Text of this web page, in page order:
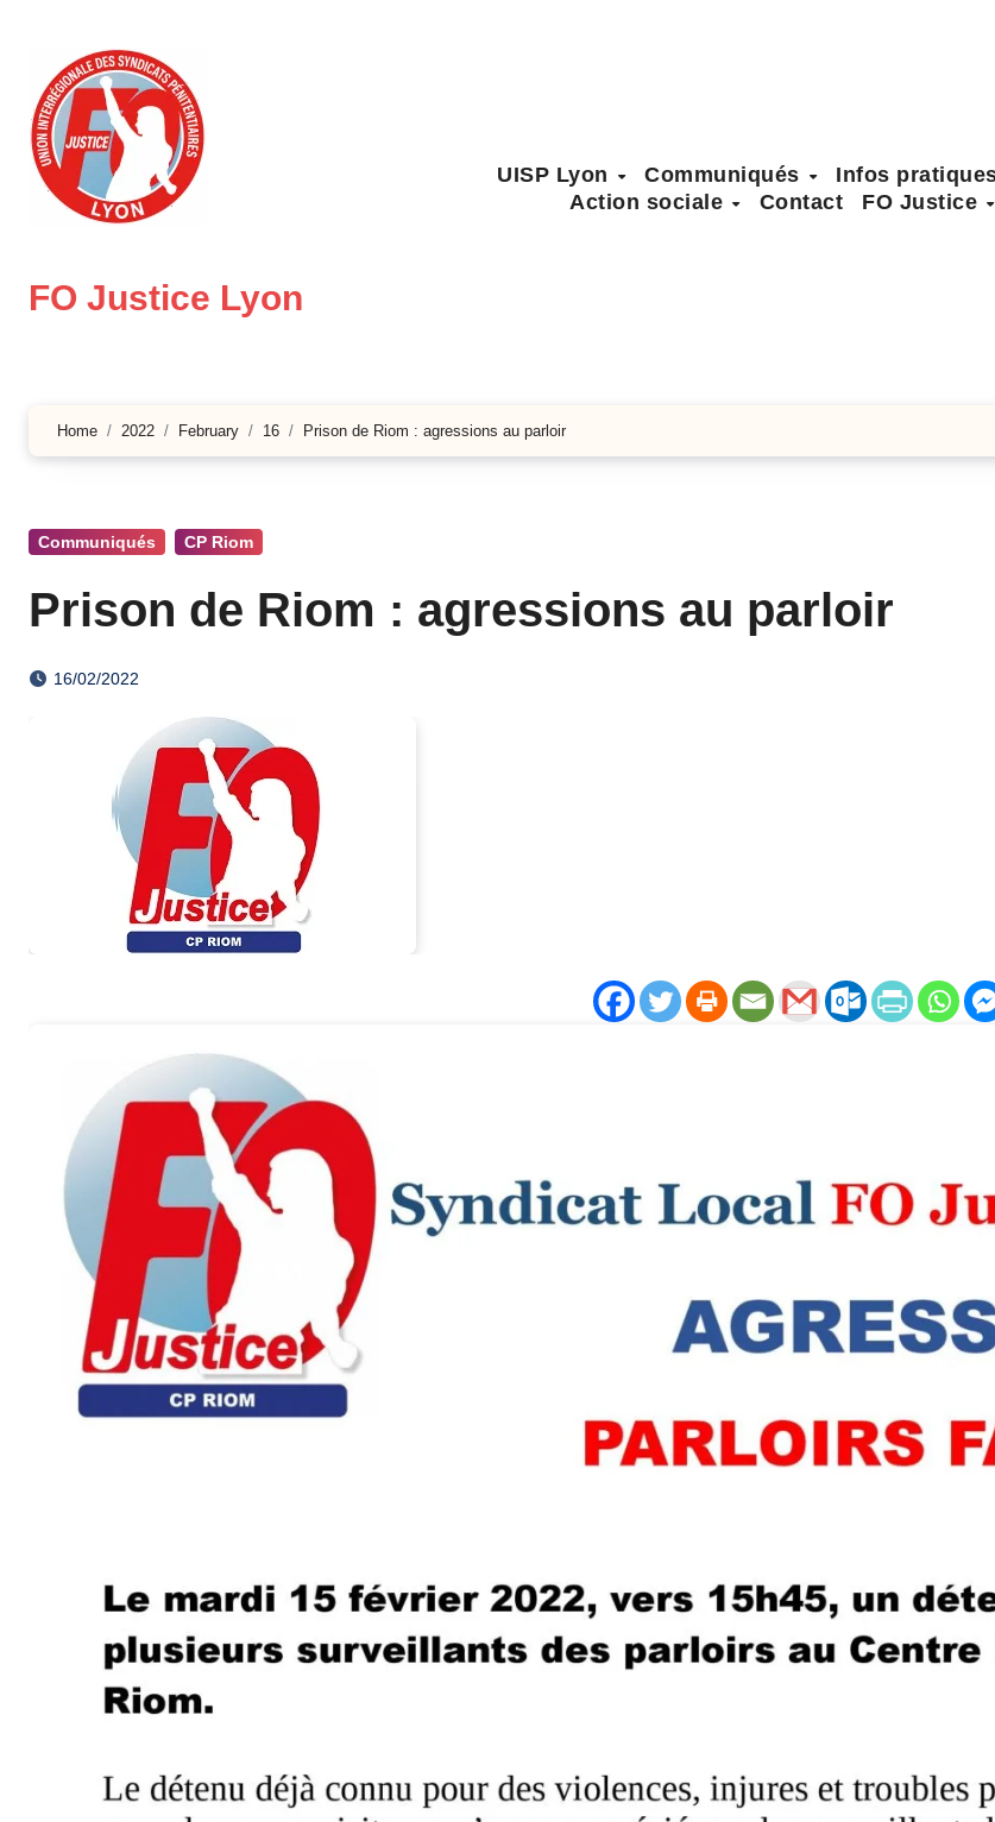
content
FO Justice Lyon
UISP Lyon Communiqués Infos
Action sociale
Contact FO Justice
Home 2022 February 16 Prison de Riom : agressions au parloir
Communiqués CP Riom
Prison de Riom : agressions au parloir
16/02/2022